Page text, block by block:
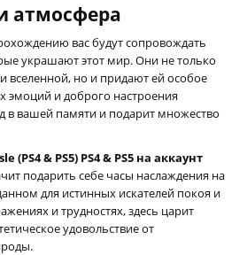
атмосфера
вас будут сопровождать
украшают этот мир. Они не только
вселенной, но и придают ей особое
эмоций и доброго настроения
в вашей памяти и подарит множество
(PS4 & PS5) PS4 & PS5 на аккаунт
подарить себе часы наслаждения на
для истинных искателей покоя и
и трудностях, здесь царит
удовольствие от